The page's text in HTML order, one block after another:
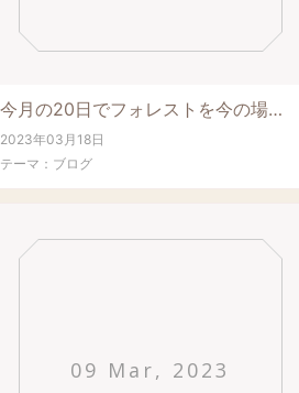
今月の20日でフォレストを今の場所に移転オープンして17年です。毎年5月22日が創業日な...
2023年03月18日
テーマ： ブログ
09 Mar, 2023